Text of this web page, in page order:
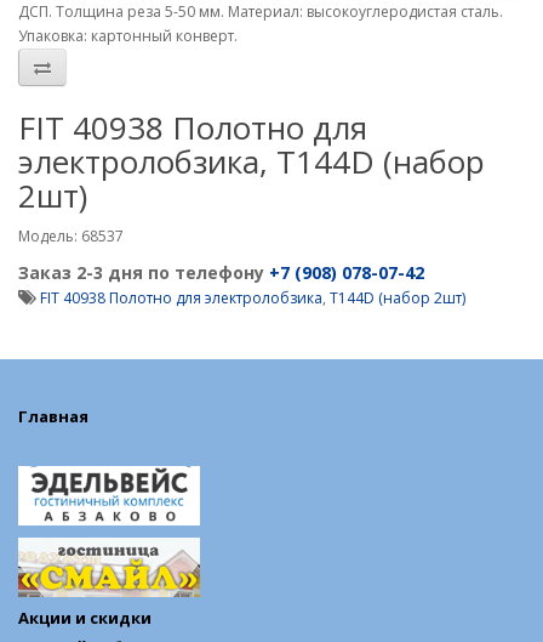
ДСП. Толщина реза 5-50 мм. Материал: высокоуглеродистая сталь.
Упаковка: картонный конверт.
FIT 40938 Полотно для
электролобзика, Т144D (набор
2шт)
Модель: 68537
Заказ 2-3 дня по телефону +7 (908) 078-07-42
FIT 40938 Полотно для электролобзика, Т144D (набор 2шт)
Главная
Акции и скидки